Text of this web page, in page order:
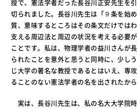
授で、憲法学者だった長谷川正安先生を
切られました。長谷川先生は「９条を始
質、意味するところはその条文だけでは
支える周辺法と周辺の状況を考える必要
ことです。私は、物理学者の益川さんが
られたことを意外と思うと同時に、少し
じ大学の著名な教授であるとはいえ、専
ることのない憲法学者の名を出されたから
実は、長谷川先生は、私の名大大学院